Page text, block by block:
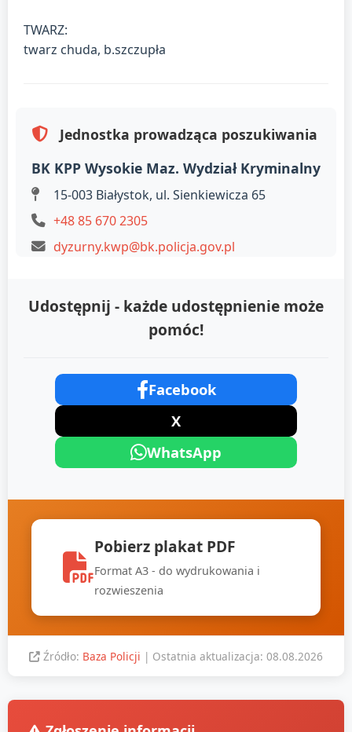
TWARZ:
twarz chuda, b.szczupła
Jednostka prowadząca poszukiwania
BK KPP Wysokie Maz. Wydział Kryminalny
15-003 Białystok, ul. Sienkiewicza 65
+48 85 670 2305
dyzurny.kwp@bk.policja.gov.pl
Udostępnij - każde udostępnienie może
pomóc!
Facebook
X
WhatsApp
Pobierz plakat PDF
Format A3 - do wydrukowania i
rozwieszenia
Źródło: Baza Policji | Ostatnia aktualizacja: 08.08.2026